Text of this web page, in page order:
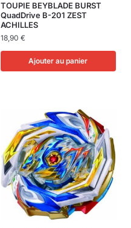
TOUPIE BEYBLADE BURST
QuadDrive B-201 ZEST
ACHILLES
18,90 €
Ajouter au panier